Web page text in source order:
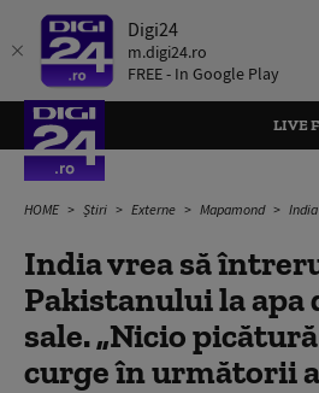
Digi24
m.digi24.ro
FREE - In Google Play
LIVE
HOME Știri Externe Mapamond India vrea să
India vrea să
Pakistanului la
sale. „Nicio
curge în următorii